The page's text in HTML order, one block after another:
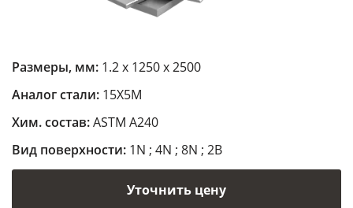
Размеры, мм: 1.2 х 1250 х 2500
Аналог стали: 15Х5М
Хим. состав:ASTM A240
Вид поверхности: 1N ; 4N ; 8N ; 2B
Уточнить цену